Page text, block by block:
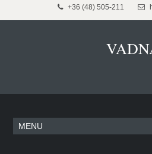
+36 (48) 505-211